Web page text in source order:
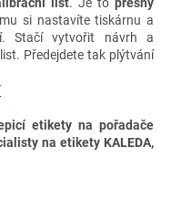
list. Je to přesný
si nastavíte tiskárnu a
Stačí vytvořit návrh a
Předejdete tak plýtvání
etikety na pořadače
na etikety KALEDA,